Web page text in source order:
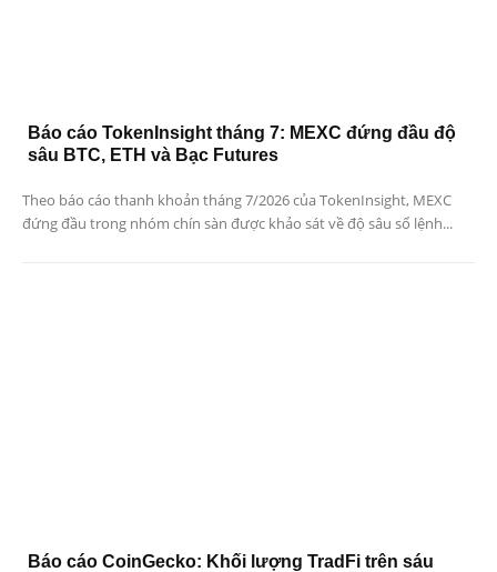
Báo cáo TokenInsight tháng 7: MEXC đứng đầu độ
sâu BTC, ETH và Bạc Futures
Theo báo cáo thanh khoản tháng 7/2026 của TokenInsight, MEXC
đứng đầu trong nhóm chín sàn được khảo sát về độ sâu sổ lệnh...
Báo cáo CoinGecko: Khối lượng TradFi trên sáu